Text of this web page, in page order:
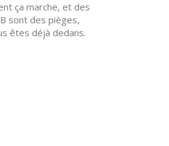
ça marche, et des
sont des pièges,
êtes déjà dedans.